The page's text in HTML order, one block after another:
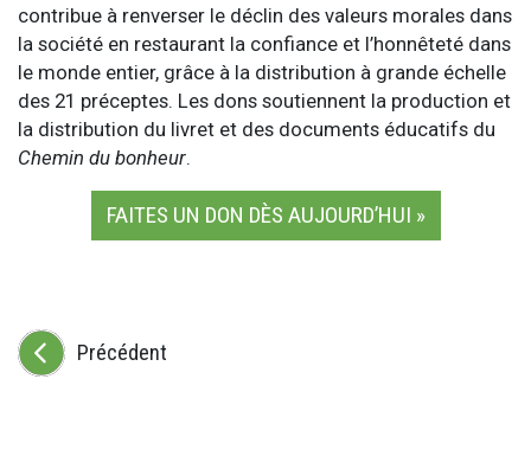
contribue à renverser le déclin des valeurs morales dans
la société en restaurant la confiance et l’honnêteté dans
le monde entier, grâce à la distribution à grande échelle
des 21 préceptes. Les dons soutiennent la production et
la distribution du livret et des documents éducatifs du
Chemin du bonheur.
FAITES UN DON DÈS AUJOURD’HUI »
Précédent